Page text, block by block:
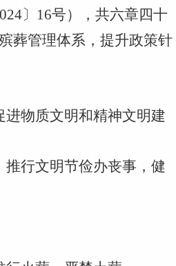
〕16号），共六章四十
葬管理体系，提升政策针
物质文明和精神文明建
行文明节俭办丧事，健